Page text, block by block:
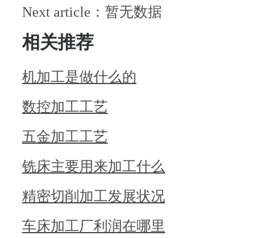
Next article：暂无数据
相关推荐
机加工是做什么的
数控加工工艺
五金加工工艺
铣床主要用来加工什么
精密切削加工发展状况
车床加工厂利润在哪里